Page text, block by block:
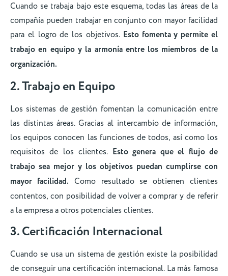
Cuando se trabaja bajo este esquema, todas las áreas de la
compañía pueden trabajar en conjunto con mayor facilidad
para el logro de los objetivos. Esto fomenta y permite el
trabajo en equipo y la armonía entre los miembros de la
organización.
2. Trabajo en Equipo
Los sistemas de gestión fomentan la comunicación entre
las distintas áreas. Gracias al intercambio de información,
los equipos conocen las funciones de todos, así como los
requisitos de los clientes. Esto genera que el flujo de
trabajo sea mejor y los objetivos puedan cumplirse con
mayor facilidad. Como resultado se obtienen clientes
contentos, con posibilidad de volver a comprar y de referir
a la empresa a otros potenciales clientes.
3. Certificación Internacional
Cuando se usa un sistema de gestión existe la posibilidad
de conseguir una certificación internacional. La más famosa